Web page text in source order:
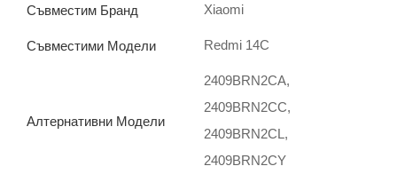
Съвместим Бранд Xiaomi
Съвместими Модели Redmi 14C
Алтернативни Модели
2409BRN2CA,
2409BRN2CC,
2409BRN2CL,
2409BRN2CY